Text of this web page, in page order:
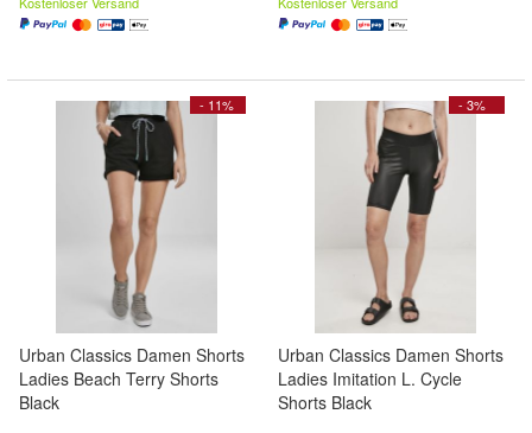
- 11%
Urban Classics Damen Shorts
Ladies Beach Terry Shorts
Black
- 3%
Urban Classics Damen Shorts
Ladies Imitation L. Cycle
Shorts Black